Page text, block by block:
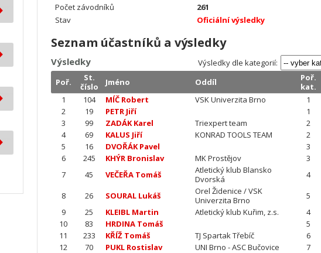
Počet závodníků
261
Stav
Oficiální výsledky
Seznam účastníků a výsledky
Výsledky
Výsledky dle kategorií:
Poř.
St.
číslo
Jméno Oddíl
Poř.
kat.
1
104 MÍČ Robert VSK Univerzita Brno 1
2
19 PETR Jiří 1
3
99 ZADÁK Karel Triexpert team 2
4
69 KALUS Jiří KONRAD TOOLS TEAM 2
5
16 DVOŘÁK Pavel 3
6
245 KHÝR Bronislav MK Prostějov 3
7
45 VEČEŘA Tomáš
Atletický klub Blansko
Dvorská
4
8
26 SOURAL Lukáš
Orel Židenice / VSK
Univerzita Brno
5
9
25 KLEIBL Martin Atletický klub Kuřim, z.s. 4
10
83 HRDINA Tomáš 5
11
233 KŘÍŽ Tomáš TJ Spartak Třebíč 6
12
70 PUKL Rostislav UNI Brno - ASC Bučovice 7